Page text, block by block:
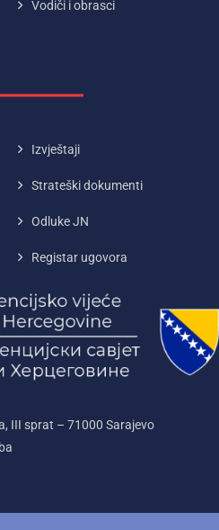
Vodiči i obrasci
Izvještaji
Strateški dokumenti
Odluke JN
Registar ugovora
III sprat – 71000‌ Sarajevo